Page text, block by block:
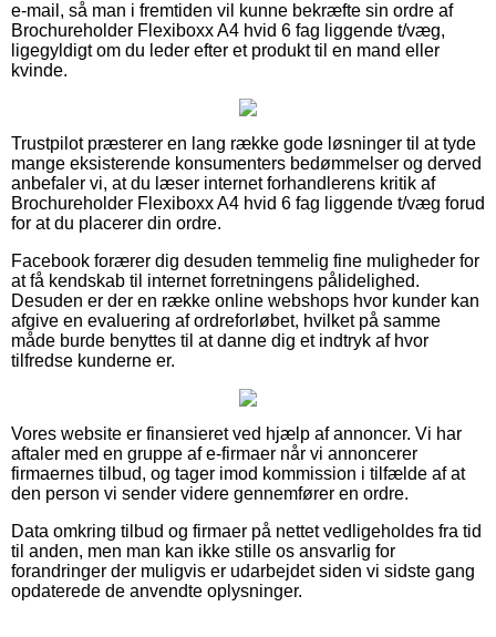
e-mail, så man i fremtiden vil kunne bekræfte sin ordre af
Brochureholder Flexiboxx A4 hvid 6 fag liggende t/væg,
ligegyldigt om du leder efter et produkt til en mand eller
kvinde.
Trustpilot præsterer en lang række gode løsninger til at tyde
mange eksisterende konsumenters bedømmelser og derved
anbefaler vi, at du læser internet forhandlerens kritik af
Brochureholder Flexiboxx A4 hvid 6 fag liggende t/væg forud
for at du placerer din ordre.
Facebook forærer dig desuden temmelig fine muligheder for
at få kendskab til internet forretningens pålidelighed.
Desuden er der en række online webshops hvor kunder kan
afgive en evaluering af ordreforløbet, hvilket på samme
måde burde benyttes til at danne dig et indtryk af hvor
tilfredse kunderne er.
Vores website er finansieret ved hjælp af annoncer. Vi har
aftaler med en gruppe af e-firmaer når vi annoncerer
firmaernes tilbud, og tager imod kommission i tilfælde af at
den person vi sender videre gennemfører en ordre.
Data omkring tilbud og firmaer på nettet vedligeholdes fra tid
til anden, men man kan ikke stille os ansvarlig for
forandringer der muligvis er udarbejdet siden vi sidste gang
opdaterede de anvendte oplysninger.